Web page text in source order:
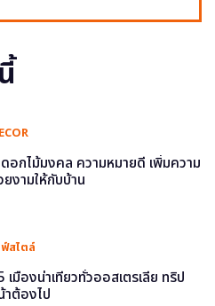
อกไม้มงคล ความหมายดี เพิ่มความ
ยงามให้กับบ้าน
สไตล์
เมืองน่าเที่ยวทั่วออสเตรเลีย ทริป
าต้องไป